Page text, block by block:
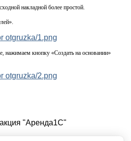
накладной более простой.
нажимаем кнопку «Создать на основании»
"Аренда1С"